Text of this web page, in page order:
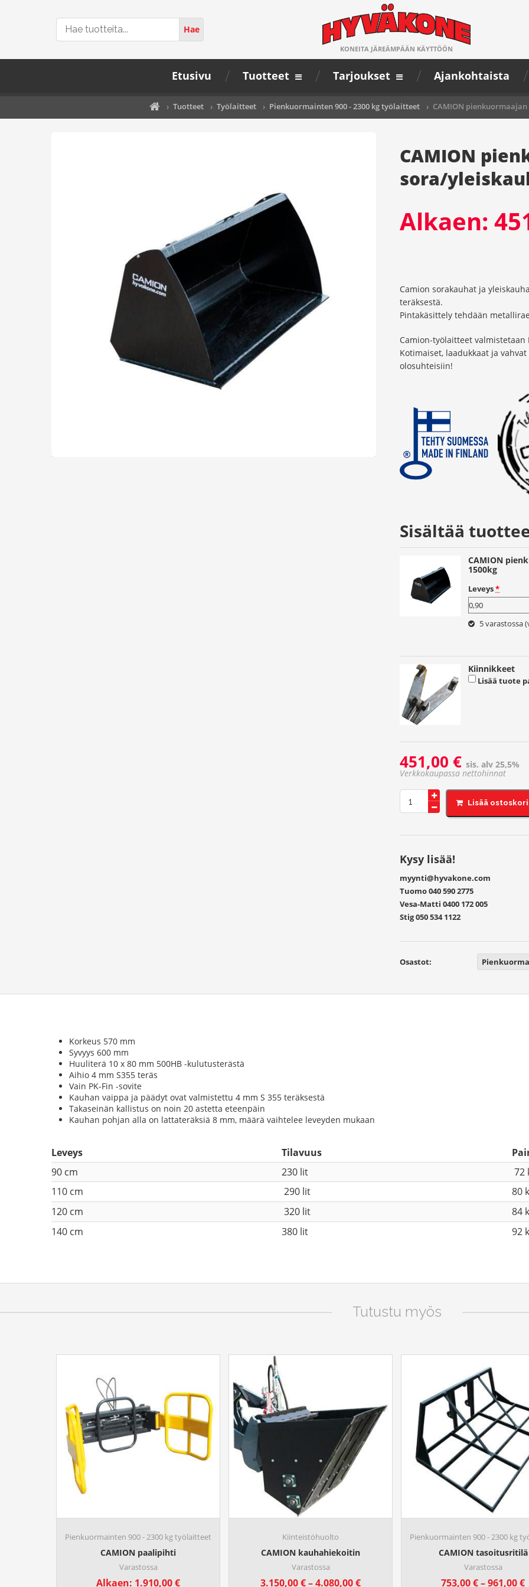
Hae
Hae
KONEITA JÄREÄMPÄÄN KÄYTTÖÖN
Etusivu Tuotteet Tarjoukset Ajankohtaista
› Tuotteet › Työlaitteet › Pienkuormainten 900 - 2300 kg työlaitteet › CAMION pienkuormaajan
CAMION
sora/
Alkaen:
Camion sorakauhat ja
teräksestä.
Pintakäsittely tehdään
Camion-työlaitteet valmistetaan
Kotimaiset, laadukkaat ja
olosuhteisiin!
Sisältää
CAMION
1500kg
Leveys*
5 varastossa
Kiinnikkeet
Lisää tuote
451,00 € sis. alv 25,5%
CAMION pienkuormaajan sora/
Kysy lisää!
myynti@hyvakone.com
Tuomo040 590 2775
Vesa-Matti 0400 172 005
Stig050 534 1122
Osastot:
Korkeus 570 mm
Syvyys 600 mm
Huuliterä 10 x 80 mm 500HB -kulutusterästä
Aihio 4 mm S355 teräs
Vain PK-Fin -sovite
Kauhan vaippa ja päädyt ovat valmistettu 4 mm S 355 teräksestä
Takaseinän kallistus on noin 20 astetta eteenpäin
Kauhan pohjan alla on lattateräksiä 8 mm, määrä vaihtelee leveyden mukaan
Leveys Tilavuus
90 cm
230 lit
72
110 cm
290 lit
80
120 cm
320 lit
84
140 cm
380 lit 92
Tutustu myös
Pienkuormainten 900 - 2300 kg työlaitteet
CAMION paalipihti
Varastossa
Alkaen: 1.910,00€
Kiinteistöhuolto
CAMION kauhahiekoitin
Varastossa
3.150,00€–4.080,00€H
Pienkuormainten 900 - 2300 kg
CAMION tasoitusritilä
Varastossa
753,00€–961,00€H